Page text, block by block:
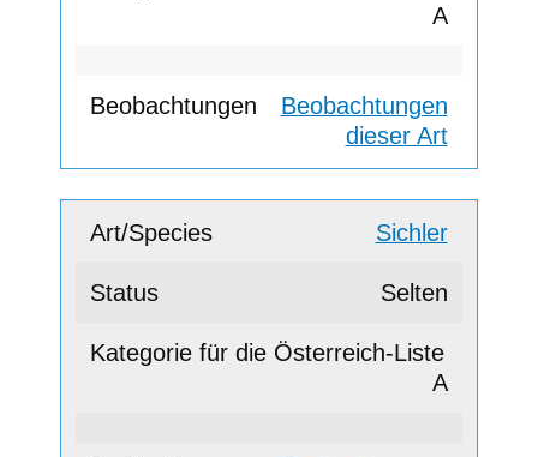
A
Beobachtungen
dieser Art
Sichler
Selten
A